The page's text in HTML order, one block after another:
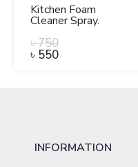
Kitchen Foam
Cleaner Spray.
৳750
৳ 550
INFORMATION